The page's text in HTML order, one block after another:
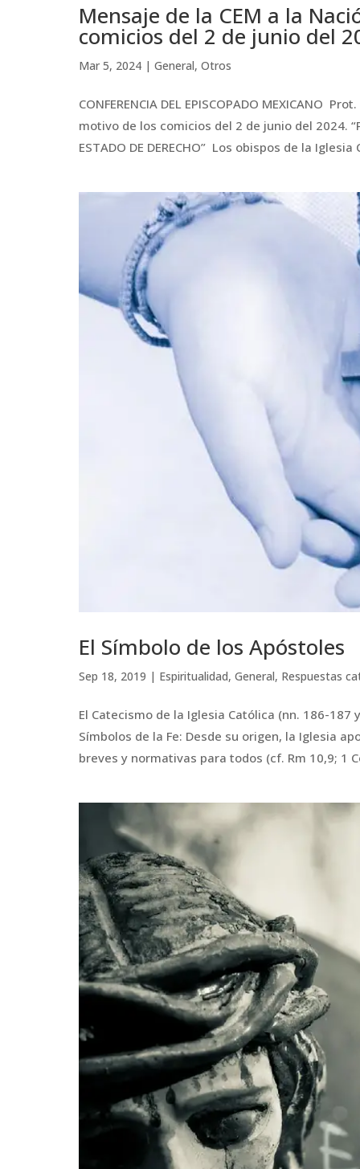
Mensaje de la CEM a la
comicios del 2 de junio del
Mar 5, 2024 | General, Otros
CONFERENCIA DEL EPISCOPADO MEXICANO
motivo de los comicios del 2 de junio del 2024.
ESTADO DE DERECHO” Los obispos de la
El Símbolo de los Apóstoles
Sep 18, 2019 | Espiritualidad, General, Respuestas
El Catecismo de la Iglesia Católica (nn. 186-
Símbolos de la Fe: Desde su origen, la Iglesia
breves y normativas para todos (cf. Rm 10,9; 1